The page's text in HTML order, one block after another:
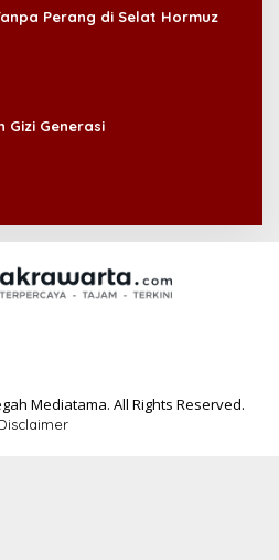
Perang di Selat Hormuz
Gizi Generasi
Mediatama. All Rights Reserved.